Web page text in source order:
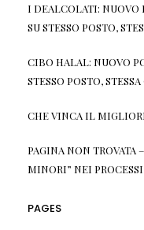
I DEALCOLATI: NUOVO
SUSTESSO POSTO,
CIBO HALAL: NUOVO
STESSO POSTO, STESSA
CHE VINCA IL
PAGINA NON TROVATA
MINORI” NEI
PAGES